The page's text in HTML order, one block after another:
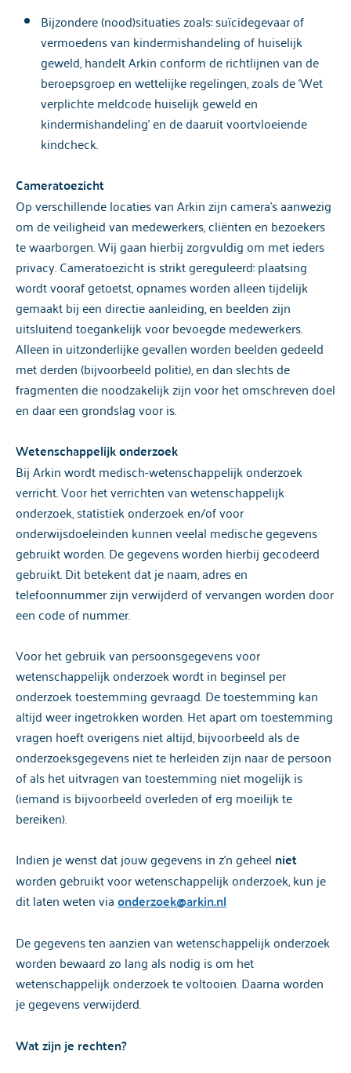
Bijzondere (nood)situaties zoals: suïcidegevaar of
vermoedens van kindermishandeling of huiselijk
geweld, handelt Arkin conform de richtlijnen van de
beroepsgroep en wettelijke regelingen, zoals de ‘Wet
verplichte meldcode huiselijk geweld en
kindermishandeling’ en de daaruit voortvloeiende
kindcheck.
Cameratoezicht
Op verschillende locaties van Arkin zijn camera’s aanwezig
om de veiligheid van medewerkers, cliënten en bezoekers
te waarborgen. Wij gaan hierbij zorgvuldig om met ieders
privacy. Cameratoezicht is strikt gereguleerd: plaatsing
wordt vooraf getoetst, opnames worden alleen tijdelijk
gemaakt bij een directie aanleiding, en beelden zijn
uitsluitend toegankelijk voor bevoegde medewerkers.
Alleen in uitzonderlijke gevallen worden beelden gedeeld
met derden (bijvoorbeeld politie), en dan slechts de
fragmenten die noodzakelijk zijn voor het omschreven doel
en daar een grondslag voor is.
Wetenschappelijk onderzoek
Bij Arkin wordt medisch-wetenschappelijk onderzoek
verricht. Voor het verrichten van wetenschappelijk
onderzoek, statistiek onderzoek en/of voor
onderwijsdoeleinden kunnen veelal medische gegevens
gebruikt worden. De gegevens worden hierbij gecodeerd
gebruikt. Dit betekent dat je naam, adres en
telefoonnummer zijn verwijderd of vervangen worden door
een code of nummer.
Voor het gebruik van persoonsgegevens voor
wetenschappelijk onderzoek wordt in beginsel per
onderzoek toestemming gevraagd. De toestemming kan
altijd weer ingetrokken worden. Het apart om toestemming
vragen hoeft overigens niet altijd, bijvoorbeeld als de
onderzoeksgegevens niet te herleiden zijn naar de persoon
of als het uitvragen van toestemming niet mogelijk is
(iemand is bijvoorbeeld overleden of erg moeilijk te
bereiken).
Indien je wenst dat jouw gegevens in z’n geheel niet
worden gebruikt voor wetenschappelijk onderzoek, kun je
dit laten weten viaonderzoek@arkin.nl
De gegevens ten aanzien van wetenschappelijk onderzoek
worden bewaard zo lang als nodig is om het
wetenschappelijk onderzoek te voltooien. Daarna worden
je gegevens verwijderd.
Wat zijn je rechten?